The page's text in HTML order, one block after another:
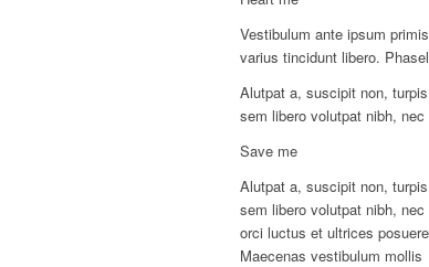
Vestibulum ante ipsum
varius tincidunt libero.
Alutpat a, suscipit non,
sem libero volutpat nibh,
Save me
Alutpat a, suscipit non,
sem libero volutpat nibh,
orci luctus et ultrices
Maecenas vestibulum mollis